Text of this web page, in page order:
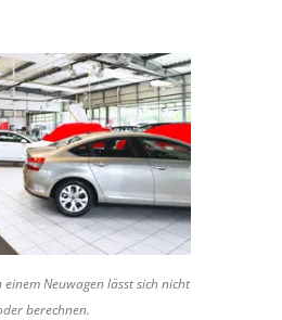
Neuwagen lässt sich nicht
berechnen.